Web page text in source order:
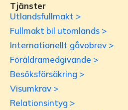
Tjänster
Utlandsfullmakt >
Fullmakt bil utomlands >
Internationellt gåvobrev >
Föräldramedgivande >
Besöksförsäkring >
Visumkrav >
Relationsintyg >